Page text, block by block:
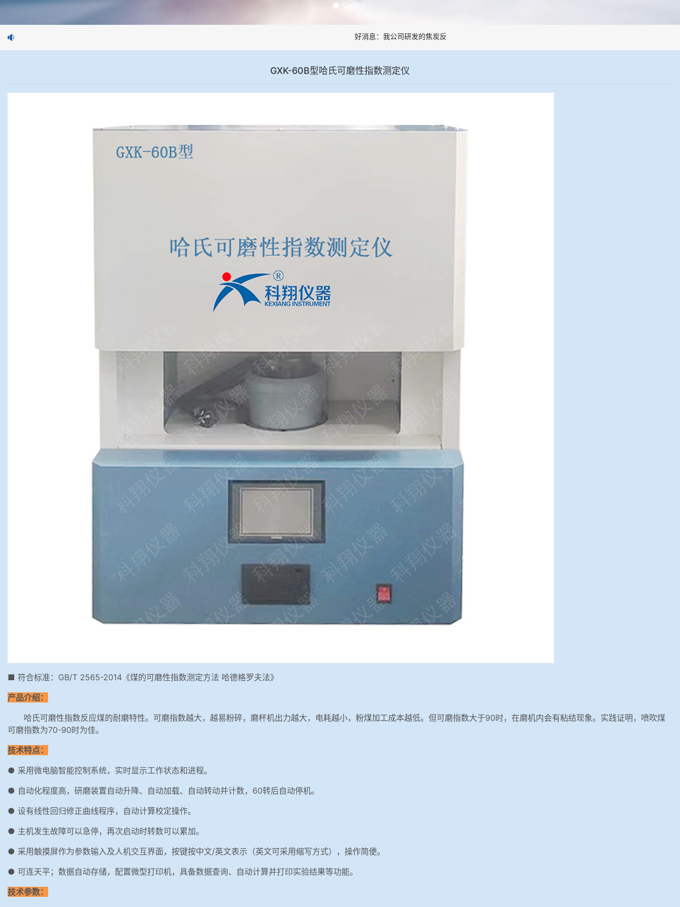
好消息：我公司研发的焦炭反应性制样系统，全部制样过程机械化操作，没有人为误差，焦球形状与人工制
GXK-60B型哈氏可磨性指数测定仪
■ 符合标准：GB/T 2565-2014《煤的可磨性指数测定方法 哈德格罗夫法》
产品介绍：
哈氏可磨性指数反应煤的耐磨特性。可磨指数越大，越易粉碎，磨杯机出力越大，电耗越小，粉煤加工成本越低。但可磨指数大于90时，在磨机内会有粘结现象。实践证明，喷吹煤
可磨指数为70-90时为佳。
技术特点：
● 采用微电脑智能控制系统，实时显示工作状态和进程。
● 自动化程度高，研磨装置自动升降、自动加载、自动转动并计数，60转后自动停机。
● 设有线性回归修正曲线程序，自动计算校定操作。
● 主机发生故障可以急停，再次启动时转数可以累加。
● 采用触摸屏作为参数输入及人机交互界面，按键按中文/英文表示（英文可采用缩写方式），操作简便。
● 可连天平；数据自动存储，配置微型打印机，具备数据查询、自动计算并打印实验结果等功能。
技术参数：